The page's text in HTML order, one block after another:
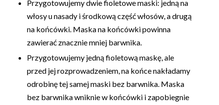
Przygotowujemy dwie fioletowe maski: jedną na
włosy u nasady i środkową część włosów, a drugą
na końcówki. Maska na końcówki powinna
zawierać znacznie mniej barwnika.
Przygotowujemy jedną fioletową maskę, ale
przed jej rozprowadzeniem, na końce nakładamy
odrobinę tej samej maski bez barwnika. Maska
bez barwnika wniknie w końcówki i zapobiegnie